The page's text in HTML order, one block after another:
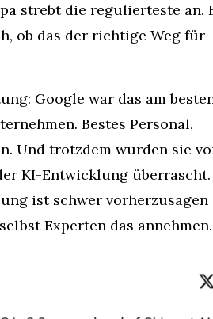
strebt die regulierteste an.
ob das der richtige Weg für
Google war das am
Bestes Personal,
Und trotzdem wurden sie
KI-Entwicklung überrascht.
ist schwer vorherzusagen
Experten das annehmen.